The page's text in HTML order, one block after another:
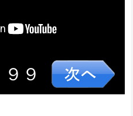
９９